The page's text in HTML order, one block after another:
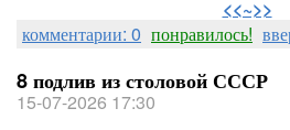
<<~>>
комментарии: 0 понравилось!
8 подлив из столовой СССР
15-07-2026 17:30